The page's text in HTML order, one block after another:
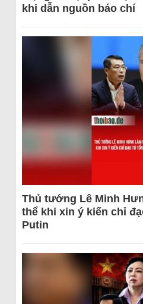
khi dẫn nguồn báo chí
Thủ tướng Lê Minh
thể khi xin ý kiến chỉ
Putin